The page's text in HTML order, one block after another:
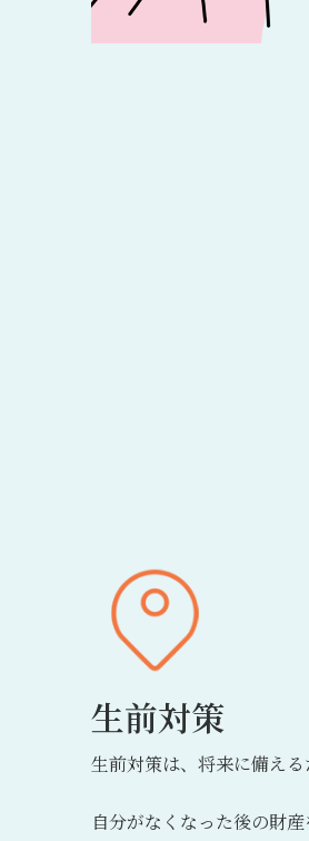
生前対策
生前対策は、将来に備える
自分がなくなった後の財